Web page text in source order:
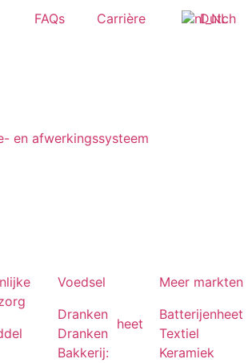
FAQs Carrière Dutch
en afwerkingssysteem
Voedsel
Dranken
Dranken
heet
Bakkerij:
Meer markten
Batterijenheet
Textiel
Keramiek